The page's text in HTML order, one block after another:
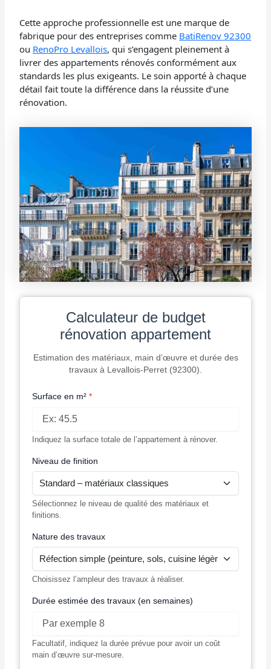
Cette approche professionnelle est une marque de
fabrique pour des entreprises comme BatiRenov 92300
ou RenoPro Levallois, qui s’engagent pleinement à
livrer des appartements rénovés conformément aux
standards les plus exigeants. Le soin apporté à chaque
détail fait toute la différence dans la réussite d’une
rénovation.
Calculateur de budget
rénovation appartement
Estimation des matériaux, main d’œuvre et durée des
travaux à Levallois-Perret (92300).
Surface en m²*
Indiquez la surface totale de l’appartement à rénover.
Niveau de finition
Sélectionnez le niveau de qualité des matériaux et
finitions.
Nature des travaux
Choisissez l’ampleur des travaux à réaliser.
Durée estimée des travaux (en semaines)
Facultatif, indiquez la durée prévue pour avoir un coût
main d’œuvre sur-mesure.